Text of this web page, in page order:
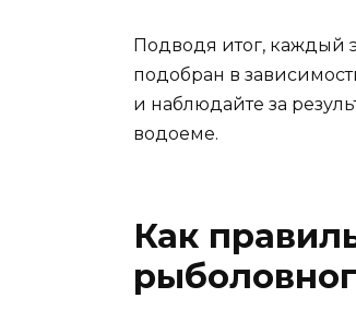
Подводя итог, каждый
подобран в
и наблюдайте за
водоеме.
Как